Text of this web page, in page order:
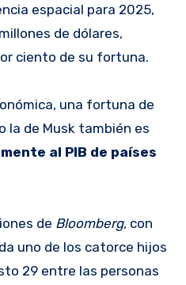
espacial para 2025,
de dólares,
ciento de su fortuna.
una fortuna de
la de Musk también es
al PIB de países
de Bloomberg, con
uno de los catorce hijos
29 entre las personas